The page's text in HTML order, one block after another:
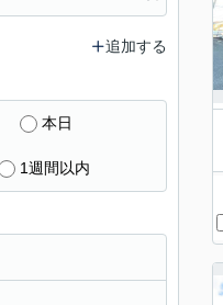
追加する
本日
1週間以内